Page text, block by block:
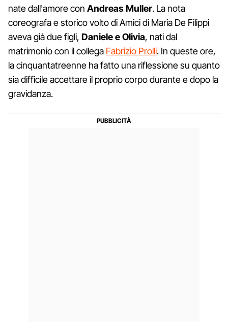
nate dall'amore con Andreas Muller. La nota
coreografa e storico volto di Amici di Maria De Filippi
aveva già due figli, Daniele e Olivia, nati dal
matrimonio con il collega Fabrizio Prolli. In queste ore,
la cinquantatreenne ha fatto una riflessione su quanto
sia difficile accettare il proprio corpo durante e dopo la
gravidanza.